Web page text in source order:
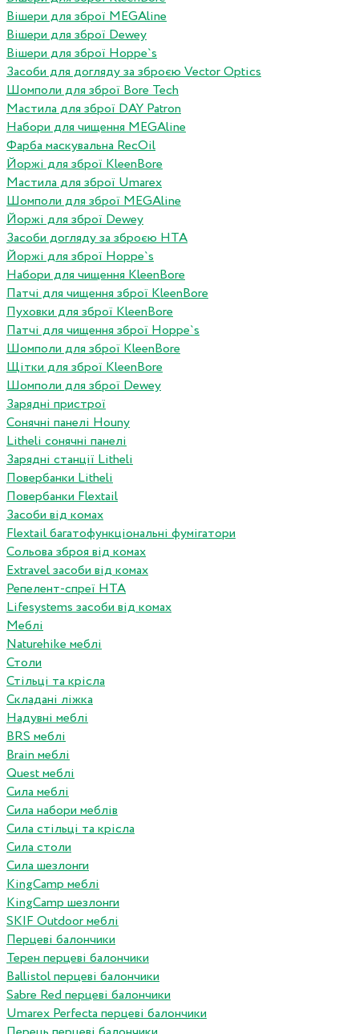
Вішери для зброї MEGAline
Вішери для зброї Dewey
Вішери для зброї Hoppe`s
Засоби для догляду за зброєю Vector Optics
Шомполи для зброї Bore Tech
Мастила для зброї DAY Patron
Набори для чищення MEGAline
Фарба маскувальна RecOil
Йоржі для зброї KleenBore
Мастила для зброї Umarex
Шомполи для зброї MEGAline
Йоржі для зброї Dewey
Засоби догляду за зброєю HTA
Йоржі для зброї Hoppe`s
Набори для чищення KleenBore
Патчі для чищення зброї KleenBore
Пуховки для зброї KleenBore
Патчі для чищення зброї Hoppe`s
Шомполи для зброї KleenBore
Щітки для зброї KleenBore
Шомполи для зброї Dewey
Зарядні пристрої
Сонячні панелі Houny
Litheli сонячні панелі
Зарядні станції Litheli
Повербанки Litheli
Повербанки Flextail
Засоби від комах
Flextail багатофункціональні фумігатори
Сольова зброя від комах
Extravel засоби від комах
Репелент-спреї HTA
Lifesystems засоби від комах
Меблі
Naturehike меблі
Столи
Стільці та крісла
Складані ліжка
Надувні меблі
BRS меблі
Brain меблі
Quest меблі
Сила меблі
Сила набори меблів
Сила стільці та крісла
Сила столи
Сила шезлонги
KingCamp меблі
KingCamp шезлонги
SKIF Outdoor меблі
Перцеві балончики
Терен перцеві балончики
Ballistol перцеві балончики
Sabre Red перцеві балончики
Umarex Perfecta перцеві балончики